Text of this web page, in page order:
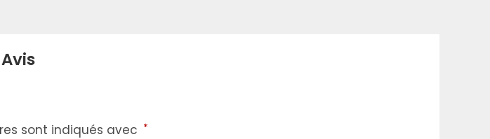
Avis
sont indiqués avec *